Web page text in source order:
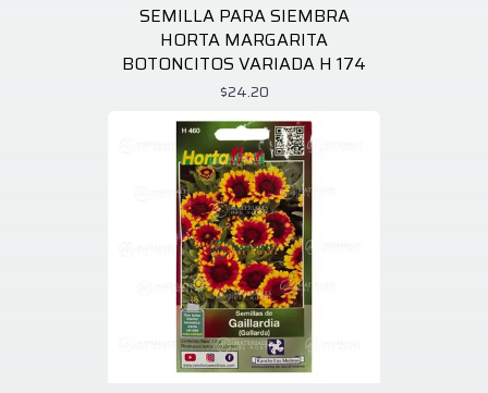
SEMILLA PARA SIEMBRA
HORTA MARGARITA
BOTONCITOS VARIADA H 174
$24.20